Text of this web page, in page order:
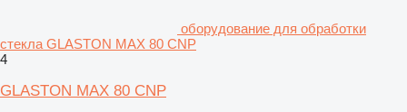
оборудование для обработки
стекла GLASTON MAX 80 CNP
4
GLASTON MAX 80 CNP